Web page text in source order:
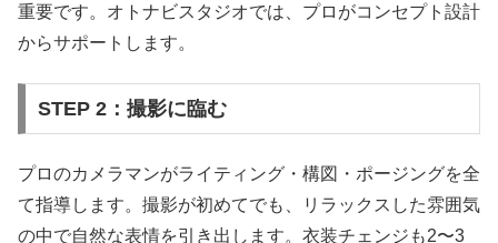
重要です。オトナビスタジオでは、プロがコンセプト設計
からサポートします。
STEP 2：撮影に臨む
プロのカメラマンがライティング・構図・ポージングを全
て指導します。撮影が初めてでも、リラックスした雰囲気
の中で自然な表情を引き出します。衣装チェンジも2〜3